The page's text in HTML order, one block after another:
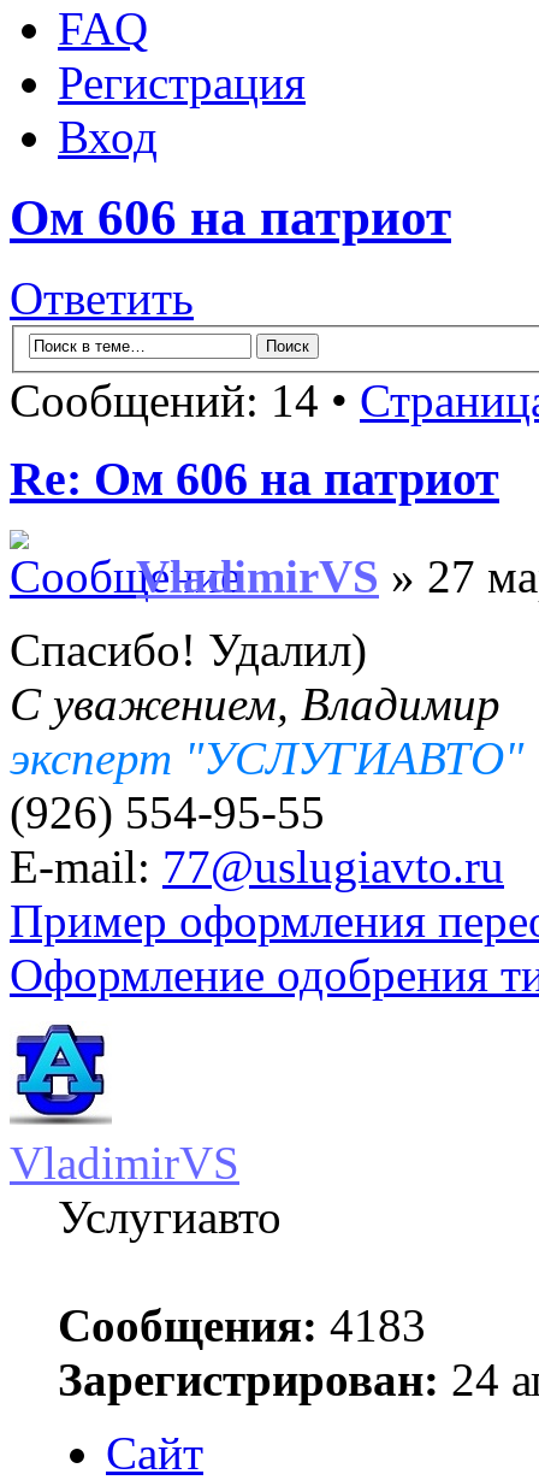
FAQ
Регистрация
Вход
Ом 606 на патриот
Ответить
Сообщений: 14 •
Re: Ом 606 на патриот
VladimirVS » 27
Спасибо! Удалил)
С уважением, Владимир
эксперт "УСЛУГИАВТО"
(926) 554-95-55
E-mail: 77@uslugiavto.ru
Пример оформления
Оформление одобрения
VladimirVS
Услугиавто
Сообщения: 4183
Зарегистрирован: 24
Сайт